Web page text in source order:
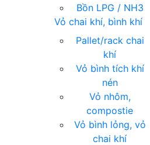
Bồn LPG / NH3
Vỏ chai khí, bình khí
Pallet/rack chai
khí
Vỏ bình tích khí
nén
Vỏ nhôm,
compostie
Vỏ bình lỏng, vỏ
chai khí